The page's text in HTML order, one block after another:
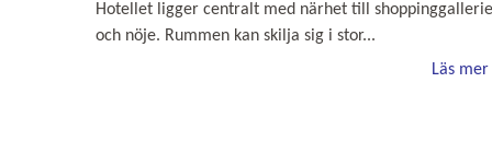
Hotellet ligger centralt med närhet till
och nöje. Rummen kan skilja sig i stor...
Läs mer